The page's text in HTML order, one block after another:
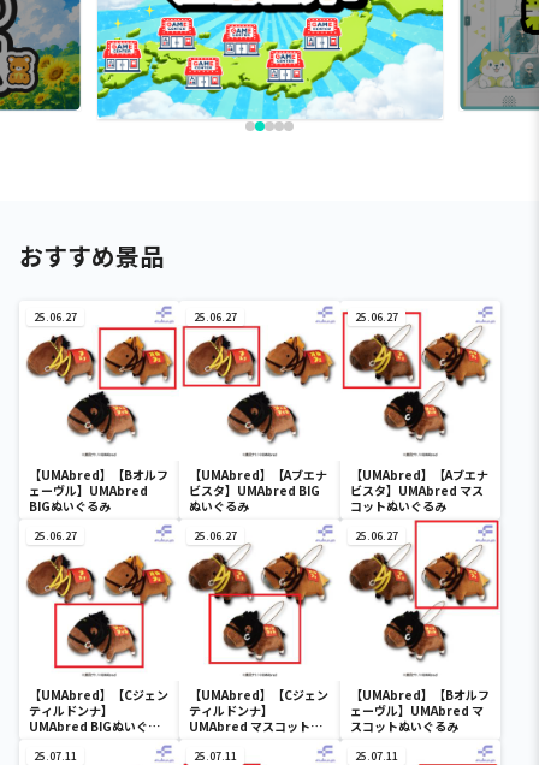
おすすめ景品
25.06.27
【UMAbred】【Bオルフ
ェーヴル】UMAbred
BIGぬいぐるみ
25.06.27
【UMAbred】【Aブエナ
ビスタ】UMAbred BIG
ぬいぐるみ
25.06.27
【UMAbred】【Aブエナ
ビスタ】UMAbred マス
コットぬいぐるみ
25.06.27
【UMAbred】【Cジェン
ティルドンナ】
UMAbred BIGぬいぐる
25.06.27
【UMAbred】【Cジェン
ティルドンナ】
UMAbred マスコットぬ
25.06.27
【UMAbred】【Bオルフ
ェーヴル】UMAbred マ
スコットぬいぐるみ
25.07.11 25.07.11 25.07.11